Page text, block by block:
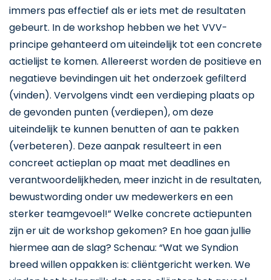
immers pas effectief als er iets met de resultaten
gebeurt. In de workshop hebben we het VVV-
principe gehanteerd om uiteindelijk tot een concrete
actielijst te komen. Allereerst worden de positieve en
negatieve bevindingen uit het onderzoek gefilterd
(vinden). Vervolgens vindt een verdieping plaats op
de gevonden punten (verdiepen), om deze
uiteindelijk te kunnen benutten of aan te pakken
(verbeteren). Deze aanpak resulteert in een
concreet actieplan op maat met deadlines en
verantwoordelijkheden, meer inzicht in de resultaten,
bewustwording onder uw medewerkers en een
sterker teamgevoel!” Welke concrete actiepunten
zijn er uit de workshop gekomen? En hoe gaan jullie
hiermee aan de slag? Schenau: “Wat we Syndion
breed willen oppakken is: cliëntgericht werken. We